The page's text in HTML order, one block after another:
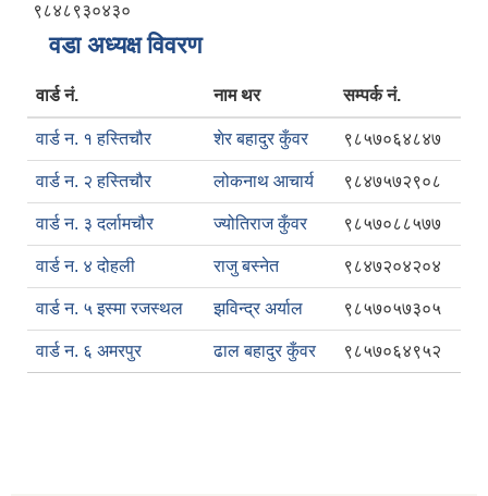
९८४८९३०४३०
वडा अध्यक्ष विवरण
वार्ड नं. नाम थर सम्पर्क नं.
वार्ड न. १ हस्तिचौर शेर बहादुर कुँवर ९८५७०६४८४७
वार्ड न. २ हस्तिचौर लोकनाथ आचार्य ९८४७५७२९०८
वार्ड न. ३ दर्लामचौर ज्योतिराज कुँवर ९८५७०८८५७७
वार्ड न. ४ दोहली राजु बस्नेत ९८४७२०४२०४
वार्ड न. ५ इस्मा रजस्थल झविन्द्र अर्याल ९८५७०५७३०५
वार्ड न. ६ अमरपुर ढाल बहादुर कुँवर ९८५७०६४९५२